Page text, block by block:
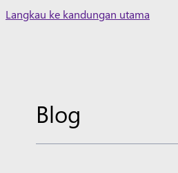
Skip
Langkau ke kandungan utama
Blog